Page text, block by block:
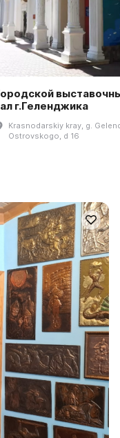
г.Геленджика
Krasnodarskiy kray, g.
Ostrovskogo, d 16